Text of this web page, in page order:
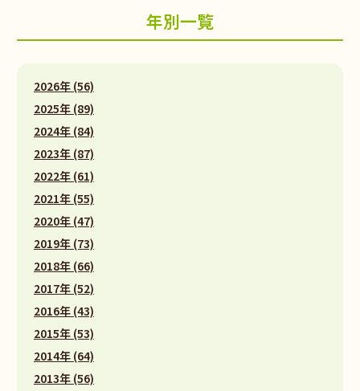
年別一覧
2026年 (56)
2025年 (89)
2024年 (84)
2023年 (87)
2022年 (61)
2021年 (55)
2020年 (47)
2019年 (73)
2018年 (66)
2017年 (52)
2016年 (43)
2015年 (53)
2014年 (64)
2013年 (56)